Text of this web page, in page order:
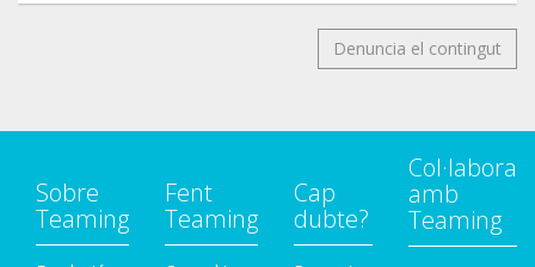
Denuncia el contingut
Sobre
Teaming
Fent
Teaming
Cap
dubte?
Col·labora
amb
Teaming